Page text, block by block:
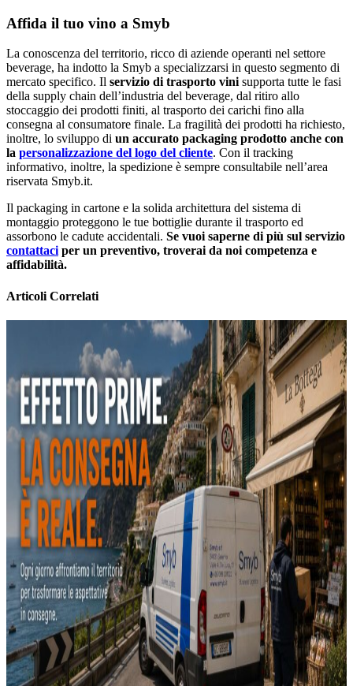
Affida il tuo vino a Smyb
La conoscenza del territorio, ricco di aziende operanti nel settore
beverage, ha indotto la Smyb a specializzarsi in questo segmento di
mercato specifico. Il servizio di trasporto vini supporta tutte le fasi
della supply chain dell’industria del beverage, dal ritiro allo
stoccaggio dei prodotti finiti, al trasporto dei carichi fino alla
consegna al consumatore finale. La fragilità dei prodotti ha richiesto,
inoltre, lo sviluppo di un accurato packaging prodotto anche con
la personalizzazione del logo del cliente. Con il tracking
informativo, inoltre, la spedizione è sempre consultabile nell’area
riservata Smyb.it.
Il packaging in cartone e la solida architettura del sistema di
montaggio proteggono le tue bottiglie durante il trasporto ed
assorbono le cadute accidentali. Se vuoi saperne di più sul servizio
contattaci per un preventivo, troverai da noi competenza e
affidabilità.
Articoli Correlati